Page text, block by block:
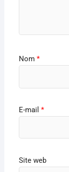
Nom *
E-mail *
Site web